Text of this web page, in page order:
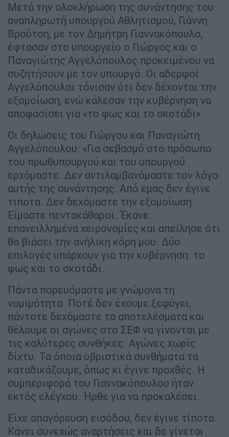
Μετά την ολοκλήρωση της συνάντησης του
αναπληρωτή υπουργού Αθλητισμού, Γιάννη
Βρούτση, με τον Δημήτρη Γιαννακόπουλο,
έφτασαν στο υπουργείο ο Γιώργος και ο
Παναγιώτης Αγγελόπουλος προκειμένου να
συζητήσουν με τον υπουργό. Οι αδερφοί
Αγγελόπουλοι τόνισαν ότι δεν δέχονται την
εξομοίωση, ενώ κάλεσαν την κυβέρνηση να
αποφασίσει για «το φως και το σκοτάδι».
Οι δηλώσεις του Γιώργου και Παναγιώτη
Αγγελόπουλου: «Για σεβασμό στο πρόσωπο
του πρωθυπουργού και του υπουργού
ερχόμαστε. Δεν αντιλαμβανόμαστε τον λόγο
αυτής της συνάντησης. Από εμας δεν έγινε
τιποτα. Δεν δεχόμαστε την εξομοίωση.
Είμαστε πεντακάθαροι. Έκανε
επανειλλημένα χειρονομίες και απείλησε ότι
θα βιάσει την ανήλικη κόρη μου. Δύο
επιλογές υπάρχουν για την κυβέρνηση: το
φως και το σκοτάδι.
Πάντα πορευόμαστε με γνώμονα τη
νομιμότητα. Ποτέ δεν έχουμε ξεφύγει,
πάντοτε δεχόμαστε τα αποτελέσματα και
θέλουμε οι αγώνες στο ΣΕΦ να γίνονται με
τις καλύτερες συνθήκες. Αγώνες χωρίς
δίχτυ. Τα όποια υβριστικά συνθήματα τα
καταδικάζουμε, όπως κι έγινε προχθές. Η
συμπεριφορά του Γιαννακόπουλου ήταν
εκτός ελέγχου. Ήρθε για να προκαλέσει.
Είχε απαγόρευση εισόδου, δεν έγινε τίποτα.
Κάνει συνεχώς αναρτήσεις και δε γίνεται